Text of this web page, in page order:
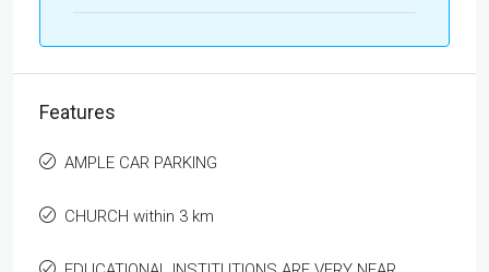
Features
AMPLE CAR PARKING
CHURCH within 3 km